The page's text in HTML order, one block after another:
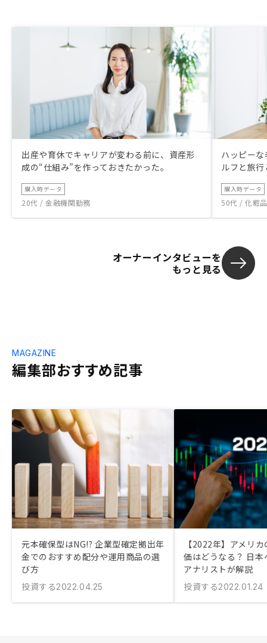
出産や育休でキャリアが変わる前に、資産形
成の“仕組み”を作っておきたかった。
購入時データ
20代 / 金融機関勤務
ハッピー
ルフと旅
購入時データ
50代 / 化粧
オーナーインタビューを
もっと見る
編集部おすすめ記事
MAGAZINE
元本確保型はNG!? 企業型確定拠出年
金でのおすすめ配分や運用商品の選
び方
投資する2022.04.25
【2022年】アメリ
価はどうなる？ 日
アナリストが解説
投資する2022.01.24